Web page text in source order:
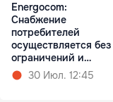
Energocom:
Снабжение
потребителей
осуществляется без
ограничений и
отключений
30 Июл. 12:45